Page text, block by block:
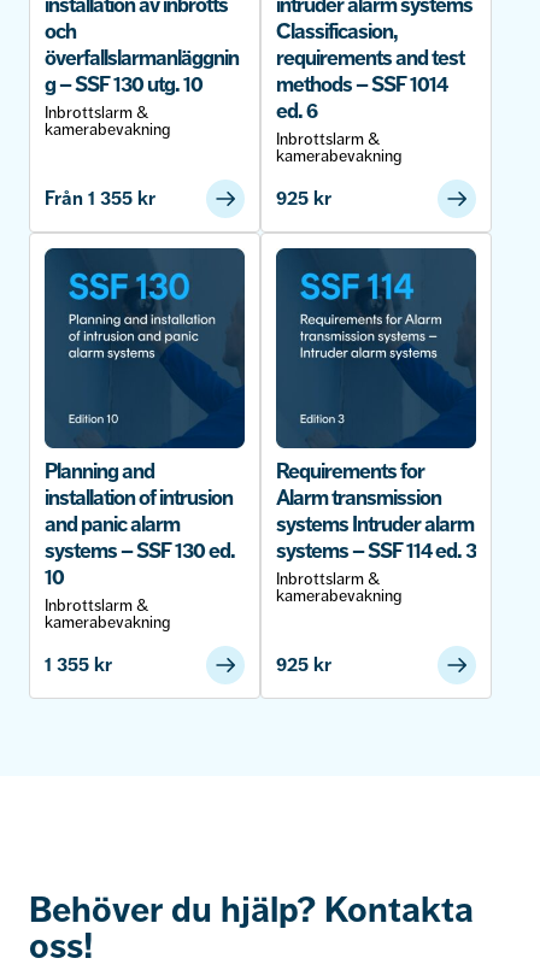
och
överfallslarmanläggnin
g – SSF 130 utg. 10
Inbrottslarm &
kamerabevakning
Från 1 355 kr
Classificasion,
requirements and test
methods – SSF 1014
ed. 6
Inbrottslarm &
kamerabevakning
925 kr
Planning and
installation of intrusion
and panic alarm
systems – SSF 130 ed.
10
Inbrottslarm &
kamerabevakning
1 355 kr
Requirements for
Alarm transmission
systems Intruder alarm
systems – SSF 114 ed. 3
Inbrottslarm &
kamerabevakning
925 kr
Behöver du hjälp? Kontakta
oss!